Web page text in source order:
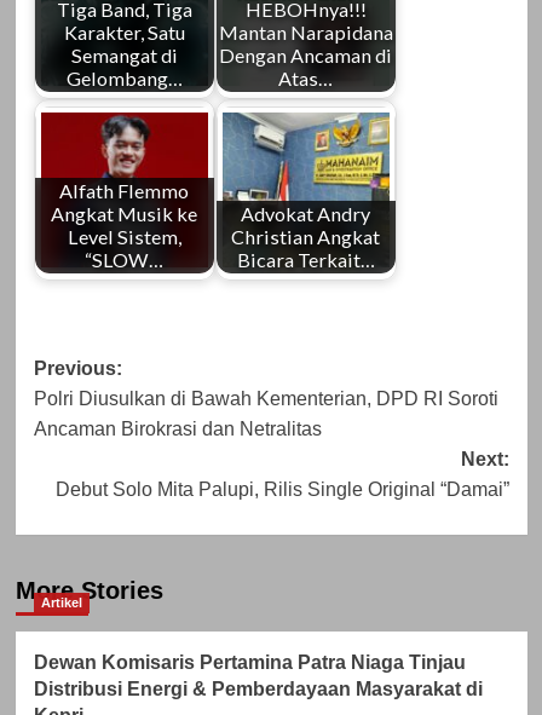
Tiga Band, Tiga
Karakter, Satu
Semangat di
Gelombang…
HEBOHnya!!!
Mantan Narapidana
Dengan Ancaman di
Atas…
Alfath Flemmo
Angkat Musik ke
Level Sistem,
“SLOW…
Advokat Andry
Christian Angkat
Bicara Terkait…
Post
navigation
Previous:
Polri Diusulkan di Bawah Kementerian, DPD RI Soroti
Ancaman Birokrasi dan Netralitas
Next:
Debut Solo Mita Palupi, Rilis Single Original “Damai”
More Stories
Artikel
Dewan Komisaris Pertamina Patra Niaga Tinjau
Distribusi Energi & Pemberdayaan Masyarakat di